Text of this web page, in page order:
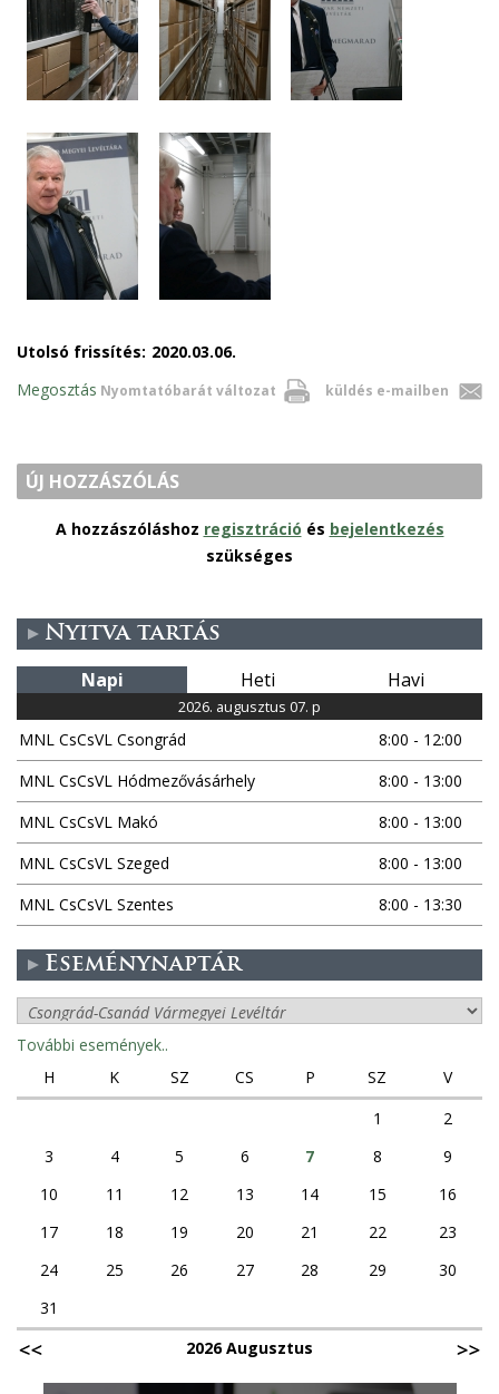
Utolsó frissítés: 2020.03.06.
Nyomtatóbarát változat küldés e-mailben
Megosztás
ÚJ HOZZÁSZÓLÁS
A hozzászóláshoz regisztráció és bejelentkezés
szükséges
Nyitva tartás
Napi Heti Havi
2026. augusztus 07. p
MNL CsCsVL Csongrád
8:00 - 12:00
MNL CsCsVL Hódmezővásárhely
8:00 - 13:00
MNL CsCsVL Makó
8:00 - 13:00
MNL CsCsVL Szeged
8:00 - 13:00
MNL CsCsVL Szentes
8:00 - 13:30
Eseménynaptár
További események..
H
K SZ CS P SZ
V
1
2
3
4 5 6 7 8
9
10
11 12 13 14 15
16
17
18 19 20 21 22
23
24
25 26 27 28 29
30
31
2026 Augusztus